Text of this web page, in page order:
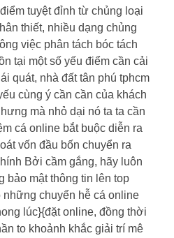
tuyệt đỉnh từ chủng loại
thiết, nhiều dạng chủng
việc phân tách bóc tách
tại một số yếu điểm cần cải
quát, nhà đất tân phú tphcm
cùng ý cần cần của khách
mà nhỏ dại nó ta ta cần
cá online bắt buộc diễn ra
vốn đầu bốn chuyển ra
Bởi cầm gắng, hãy luôn
bảo mật thông tin lên top
những chuyển hễ cá online
lúc}{đặt online, đồng thời
to khoảnh khắc giải trí mê